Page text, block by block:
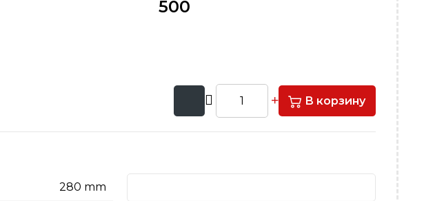
500
В корзину
280 mm